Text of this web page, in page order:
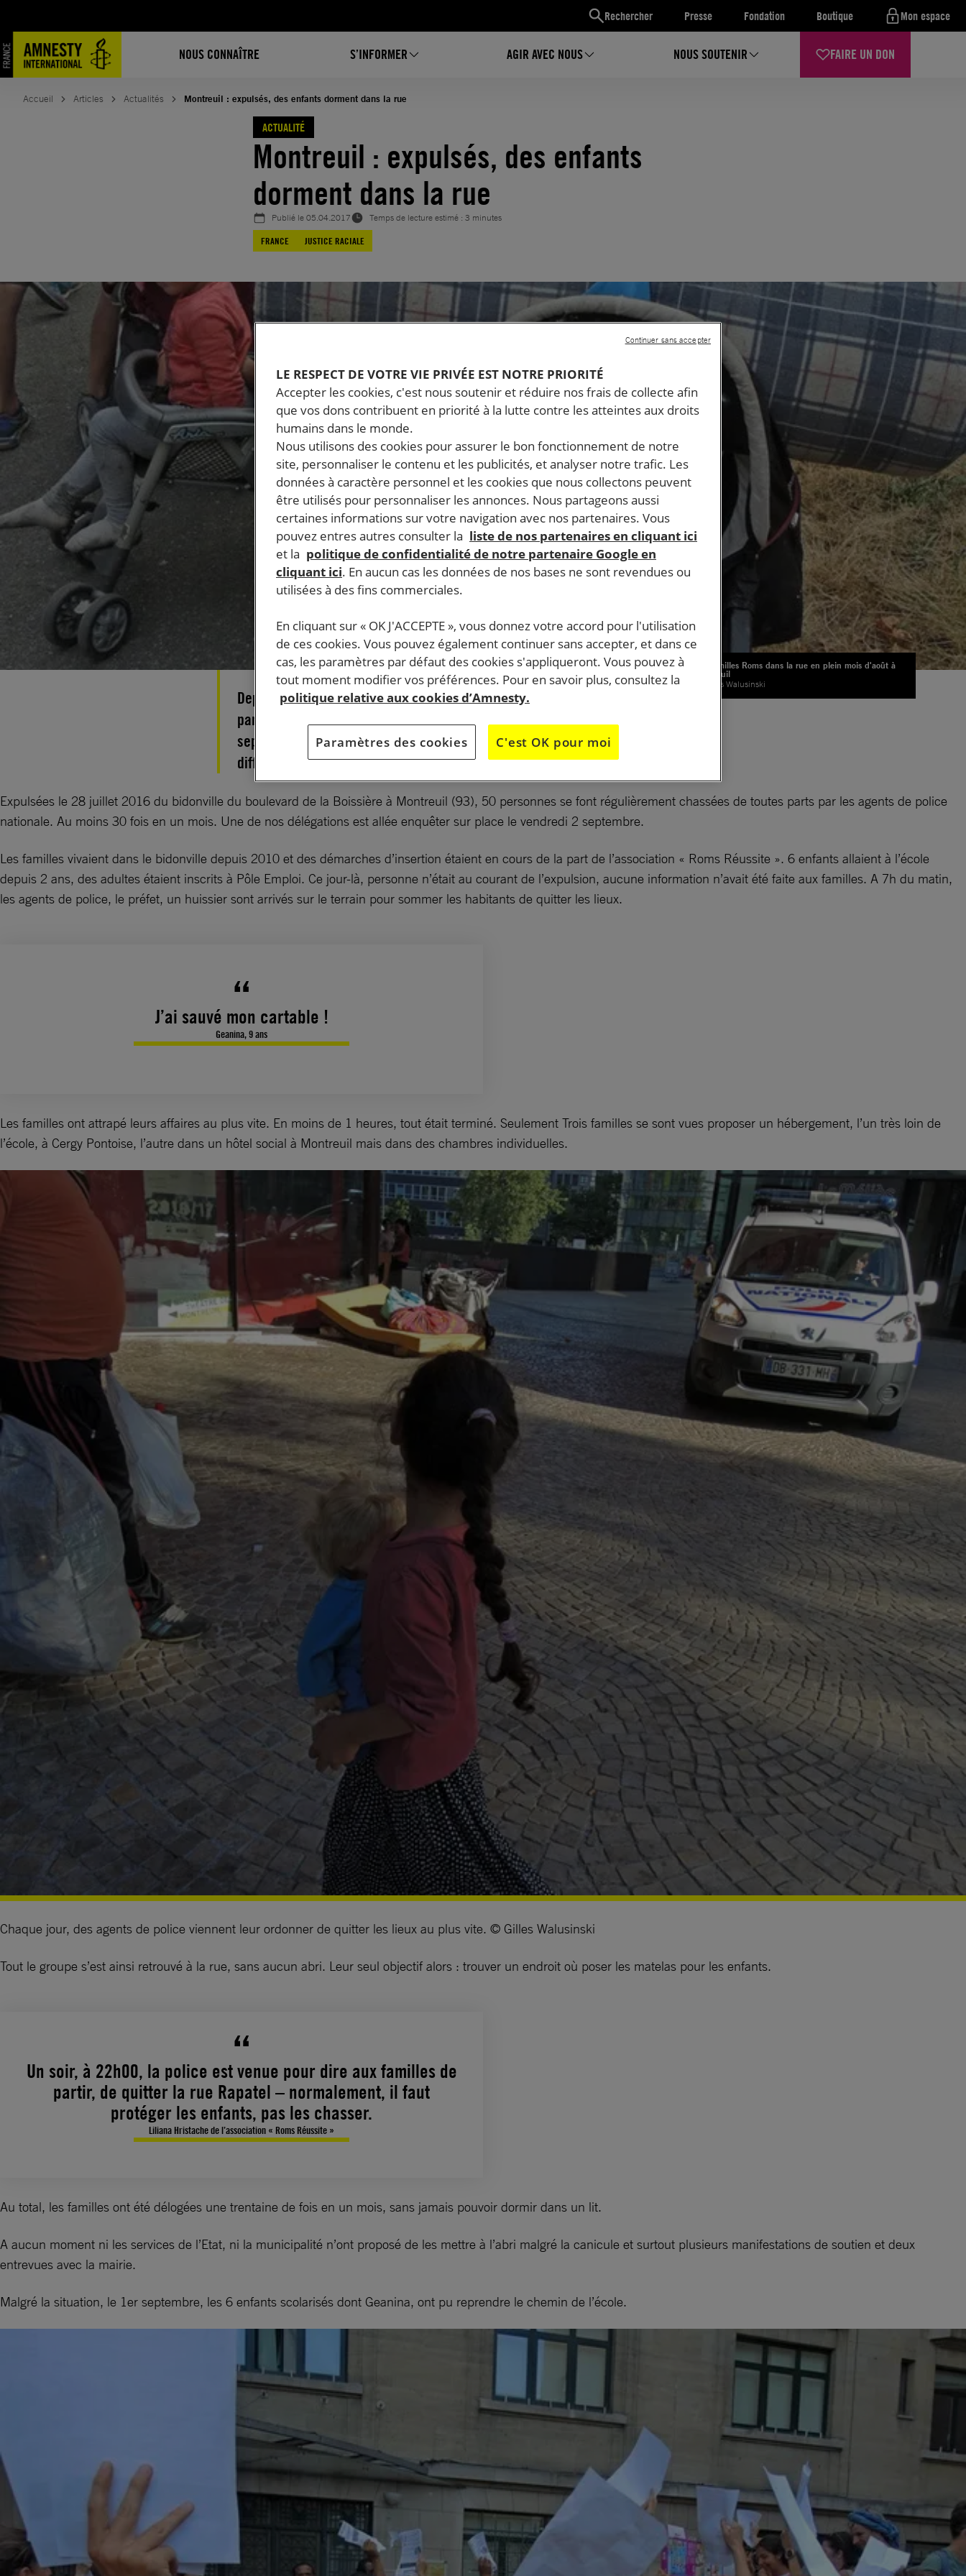
Rechercher Presse Fondation Boutique Mon espace
NOUS CONNAÎTRE S’INFORMER AGIR AVEC NOUS NOUS SOUTENIR FAIRE UN DON
contenu
Accueil Articles Actualités Montreuil : expulsés, des enfants dorment dans la rue
ACTUALITÉ
Montreuil : expulsés, des enfants
dorment dans la rue
Publié le05.04.2017
Temps de lecture estimé : 3 minutes
FRANCE
JUSTICE RACIALE
Les familles Roms dans la rue en plein mois d'août à
Montreuil
© Gilles Walusinski
Depuis plus de 40 jours, 26 enfants dorment dans la rue avec leurs
parents sur des matelas à même le bitume. Entre le 28 juillet et le 7
septembre, ces familles ont été délogées une trentaine de fois des
différents endroits où elles s’étaient posées.
Expulsées le 28 juillet 2016 du bidonville du boulevard de la Boissière à Montreuil (93), 50 personnes se font régulièrement chassées de toutes parts par les agents de police
nationale. Au moins 30 fois en un mois. Une de nos délégations est allée enquêter sur place le vendredi 2 septembre.
Les familles vivaient dans le bidonville depuis 2010 et des démarches d’insertion étaient en cours de la part de l’association « Roms Réussite ». 6 enfants allaient à l’école
depuis 2 ans, des adultes étaient inscrits à Pôle Emploi. Ce jour-là, personne n’était au courant de l’expulsion, aucune information n’avait été faite aux familles. A 7h du matin,
les agents de police, le préfet, un huissier sont arrivés sur le terrain pour sommer les habitants de quitter les lieux.
J’ai sauvé mon cartable !
Geanina, 9 ans
Les familles ont attrapé leurs affaires au plus vite. En moins de 1 heures, tout était terminé. Seulement Trois familles se sont vues proposer un hébergement, l’un très loin de
l’école, à Cergy Pontoise, l’autre dans un hôtel social à Montreuil mais dans des chambres individuelles.
Chaque jour, des agents de police viennent leur ordonner de quitter les lieux au plus vite. © Gilles Walusinski
Tout le groupe s’est ainsi retrouvé à la rue, sans aucun abri. Leur seul objectif alors : trouver un endroit où poser les matelas pour les enfants.
Un soir, à 22h00, la police est venue pour dire aux familles de
partir, de quitter la rue Rapatel – normalement, il faut
protéger les enfants, pas les chasser.
Liliana Hristache de l’association « Roms Réussite »
Au total, les familles ont été délogées une trentaine de fois en un mois, sans jamais pouvoir dormir dans un lit.
A aucun moment ni les services de l’Etat, ni la municipalité n’ont proposé de les mettre à l’abri malgré la canicule et surtout plusieurs manifestations de soutien et deux
entrevues avec la mairie.
Malgré la situation, le 1er septembre, les 6 enfants scolarisés dont Geanina, ont pu reprendre le chemin de l’école.
LE RESPECT DE VOTRE VIE PRIVÉE EST NOTRE PRIORITÉ
Accepter les cookies, c'est nous soutenir et réduire nos frais de collecte afin
que vos dons contribuent en priorité à la lutte contre les atteintes aux droits
humains dans le monde.
Nous utilisons des cookies pour assurer le bon fonctionnement de notre
site, personnaliser le contenu et les publicités, et analyser notre trafic. Les
données à caractère personnel et les cookies que nous collectons peuvent
être utilisés pour personnaliser les annonces. Nous partageons aussi
certaines informations sur votre navigation avec nos partenaires. Vous
pouvez entres autres consulter la liste de nos partenaires en cliquant ici
et la politique de confidentialité de notre partenaire Google en
cliquant ici. En aucun cas les données de nos bases ne sont revendues ou
utilisées à des fins commerciales.
En cliquant sur « OK J'ACCEPTE », vous donnez votre accord pour l'utilisation
de ces cookies. Vous pouvez également continuer sans accepter, et dans ce
cas, les paramètres par défaut des cookies s'appliqueront. Vous pouvez à
tout moment modifier vos préférences. Pour en savoir plus, consultez la
politique relative aux cookies d’Amnesty.
Paramètres des cookies C'est OK pour moi
Continuer sans accepter